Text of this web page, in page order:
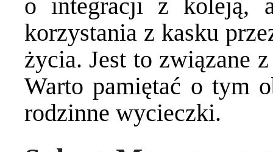
o integracji z koleją,
korzystania z kasku
życia. Jest to związane
Warto pamiętać o tym
rodzinne wycieczki.